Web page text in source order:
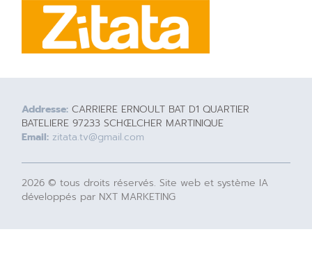
Addresse: CARRIERE ERNOULT BAT D1 QUARTIER
BATELIERE 97233 SCHŒLCHER MARTINIQUE
Email: zitata.tv@gmail.com
2026 © tous droits réservés. Site web et système IA
développés par NXT MARKETING